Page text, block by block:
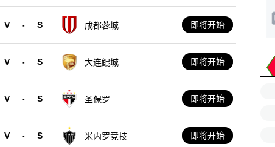
V - S 成都蓉城 即将开始
V - S 大连鲲城 即将开始
V - S 圣保罗 即将开始
V - S 米内罗竞技 即将开始